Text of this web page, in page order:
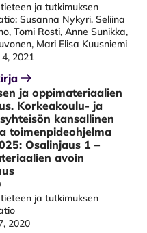
ja tutkimuksen
Susanna Nykyri, Seliina
Tomi Rosti, Anne Sunikka,
Mari Elisa Kuusniemi
2021
ja oppimateriaalien
Korkeakoulu- ja
kansallinen
toimenpideohjelma
Osalinjaus 1 –
avoin
ja tutkimuksen
2020